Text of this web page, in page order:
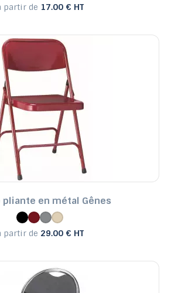
partir de 17.00 € HT
pliante en métal Gênes
partir de 29.00 € HT